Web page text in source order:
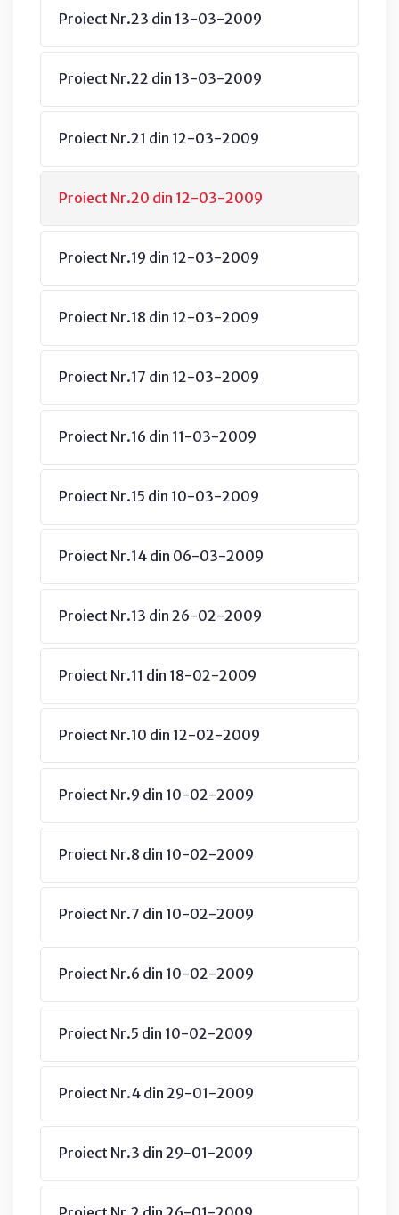
Proiect Nr.23 din 13-03-2009
Proiect Nr.22 din 13-03-2009
Proiect Nr.21 din 12-03-2009
Proiect Nr.20 din 12-03-2009
Proiect Nr.19 din 12-03-2009
Proiect Nr.18 din 12-03-2009
Proiect Nr.17 din 12-03-2009
Proiect Nr.16 din 11-03-2009
Proiect Nr.15 din 10-03-2009
Proiect Nr.14 din 06-03-2009
Proiect Nr.13 din 26-02-2009
Proiect Nr.11 din 18-02-2009
Proiect Nr.10 din 12-02-2009
Proiect Nr.9 din 10-02-2009
Proiect Nr.8 din 10-02-2009
Proiect Nr.7 din 10-02-2009
Proiect Nr.6 din 10-02-2009
Proiect Nr.5 din 10-02-2009
Proiect Nr.4 din 29-01-2009
Proiect Nr.3 din 29-01-2009